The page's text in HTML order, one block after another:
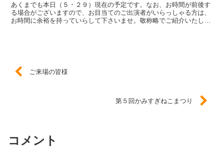
あくまでも本日（５・２９）現在の予定です。なお、お時間が前後す
る場合がございますので、お目当てのご出演者がいらっしゃる方は、
お時間に余裕を持っていらして下さいませ。敬称略でご紹介いたしま
ご来場の皆様
第５回かみすぎねこまつり
コメント